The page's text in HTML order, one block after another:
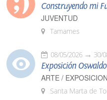
Construyendo mi
JUVENTUD
Tamames
08/05/2026 30/
Exposición
ARTE /
Santa Marta de